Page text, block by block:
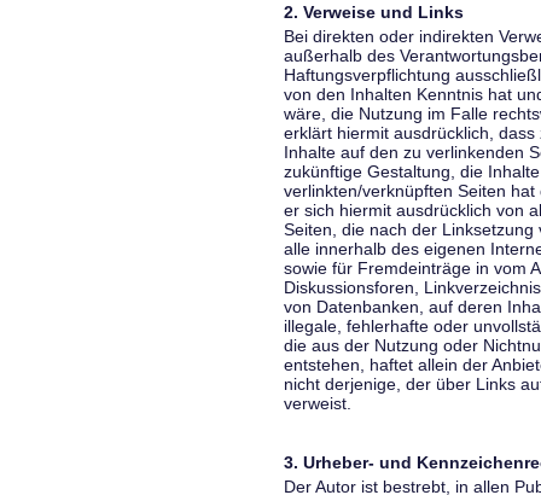
2. Verweise und Links
Bei direkten oder indirekten
außerhalb des
Haftungsverpflichtung
von den Inhalten Kenntnis hat
wäre, die Nutzung im Falle
erklärt hiermit ausdrücklich,
Inhalte auf den zu verlinkenden
zukünftige Gestaltung, die
verlinkten/verknüpften Seiten
er sich hiermit ausdrücklich von
Seiten, die nach der
alle innerhalb des eigenen
sowie für Fremdeinträge in vom
Diskussionsforen,
von Datenbanken, auf deren
illegale, fehlerhafte oder
die aus der Nutzung oder
entstehen, haftet allein der
nicht derjenige, der über Links
verweist.
3. Urheber- und
Der Autor ist bestrebt, in allen